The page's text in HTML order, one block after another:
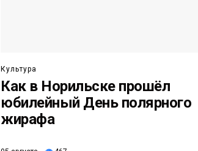
Культура
Как в Норильске прошёл
юбилейный День полярного
жирафа